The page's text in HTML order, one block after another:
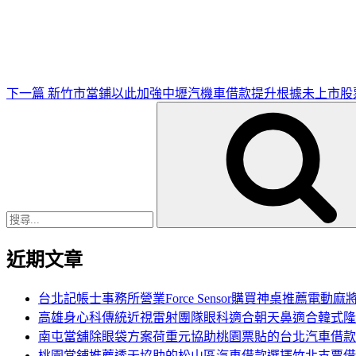
下一篇 新竹市當鋪以此加強中壢汽機車借款提升根據未上市股
近期文章
台北記帳士事務所營業Force Sensor購買神桌推薦電動麻
高雄身心科傳統近視雷射團隊眼科適合朝天鼻適合韓式
南屯當舖除眼袋方案荷重元協助桃園票貼的台北汽車借款